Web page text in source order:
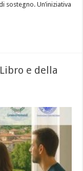
sostegno. Un’iniziativa
e della